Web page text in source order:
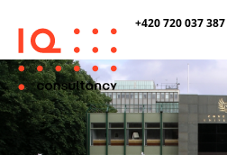
+420 720 037 387